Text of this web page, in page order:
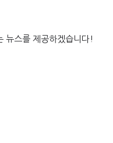
뉴스를 제공하겠습니다!